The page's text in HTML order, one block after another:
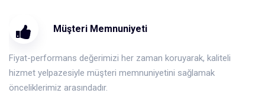
Müşteri Memnuniyeti
Fiyat-performans değerimizi her zaman koruyarak, kaliteli
hizmet yelpazesiyle müşteri memnuniyetini sağlamak
önceliklerimiz arasındadır.